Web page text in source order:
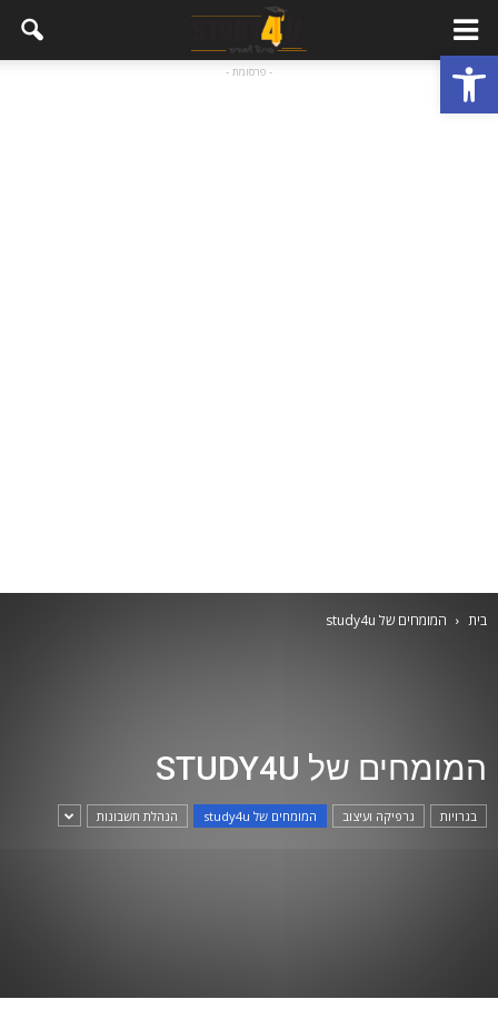
פתח סרגל נגישות - פרסומת -
בית המומחים של study4u
המומחים של STUDY4U
בגרויות גרפיקה ועיצוב המומחים של study4u הנהלת חשבונות